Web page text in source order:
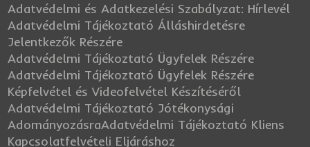
Adatvédelmi és Adatkezelési Szabályzat: Hírlevél
Adatvédelmi Tájékoztató Álláshirdetésre
Jelentkezők Részére
Adatvédelmi Tájékoztató Ügyfelek Részére
Adatvédelmi Tájékoztató Ügyfelek Részére
Képfelvétel és Videofelvétel Készítéséről
Adatvédelmi Tájékoztató Jótékonysági
AdományozásraAdatvédelmi Tájékoztató Kliens
Kapcsolatfelvételi Eljáráshoz